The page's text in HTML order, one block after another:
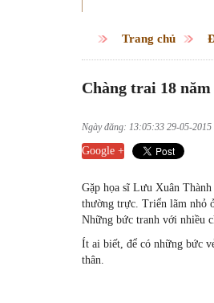
Trang chủ
Chàng trai 18
Ngày đăng: 13:05:33 29-05-2015
Google +
Gặp họa sĩ Lưu Xuân
thường trực. Triển lãm nhỏ
Những bức tranh với nhiều
Ít ai biết, để có những bức
thân.